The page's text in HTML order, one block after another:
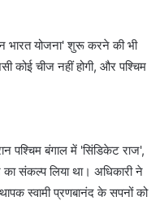
भारत योजना' शुरू करने की भी
कोई चीज नहीं होगी, और पश्चिम
पश्चिम बंगाल में 'सिंडिकेट राज',
संकल्प लिया था। अधिकारी ने
स्वामी प्रणबानंद के सपनों को